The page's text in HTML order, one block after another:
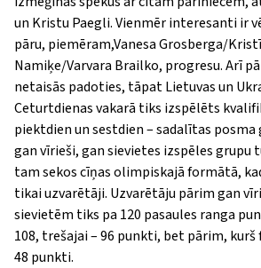
un Kristu Paegli. Vienmēr interesanti ir
pāru, piemēram,Vanesa Grosberga/
Namiķe/Varvara Brailko, progresu. Arī
netaisās padoties, tāpat Lietuvas un
Ceturtdienas vakarā tiks izspēlēts
piektdien un sestdien – sadalītas posma
gan vīrieši, gan sievietes izspēles grupu
tam sekos cīņas olimpiskajā formātā,
tikai uzvarētāji. Uzvarētāju pārim gan
sievietēm tiks pa 120 pasaules ranga
108, trešajai – 96 punkti, bet pārim, kurš
48 punkti.